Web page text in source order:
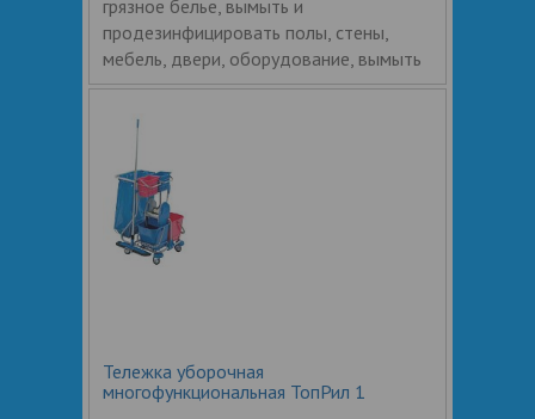
грязное белье, вымыть и
продезинфицировать полы, стены,
мебель, двери, оборудование, вымыть
Тележка уборочная
многофункциональная ТопРил 1